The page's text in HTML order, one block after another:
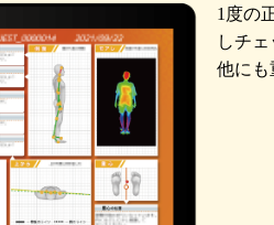
1度の
しチェ
他にも